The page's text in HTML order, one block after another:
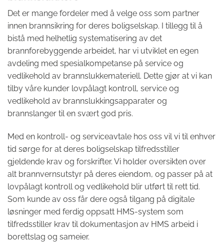
Det er mange fordeler med å velge oss som partner
innen brannsikring for deres boligselskap. I tillegg til å
bistå med helhetlig systematisering av det
brannforebyggende arbeidet, har vi utviklet en egen
avdeling med spesialkompetanse på service og
vedlikehold av brannslukkemateriell. Dette gjør at vi kan
tilby våre kunder lovpålagt kontroll, service og
vedlikehold av brannslukkingsapparater og
brannslanger til en svært god pris.
Med en kontroll- og serviceavtale hos oss vil vi til enhver
tid sørge for at deres boligselskap tilfredsstiller
gjeldende krav og forskrifter. Vi holder oversikten over
alt brannvernsutstyr på deres eiendom, og passer på at
lovpålagt kontroll og vedlikehold blir utført til rett tid.
Som kunde av oss får dere også tilgang på digitale
løsninger med ferdig oppsatt HMS-system som
tilfredsstiller krav til dokumentasjon av HMS arbeid i
borettslag og sameier.